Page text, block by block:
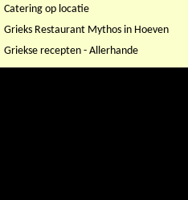
Catering op locatie
Grieks Restaurant Mythos in Hoeven
Griekse recepten - Allerhande